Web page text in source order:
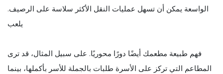
الواسعة يمكن أن تسهل عمليات النقل الأكثر سلاسة على الرصيف.
يلعب
فهم طبيعة مطعمك أيضًا دورًا محوريًا. على سبيل المثال، قد ترى
المطاعم التي تركز على الأسرة طلبات بالجملة للأسر بأكملها، بينما